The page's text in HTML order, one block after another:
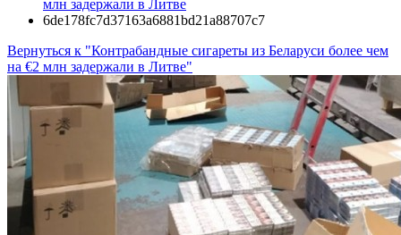
млн задержали в Литве
6de178fc7d37163a6881bd21a88707c7
Вернуться к "Контрабандные сигареты из Беларуси более чем
на €2 млн задержали в Литве"